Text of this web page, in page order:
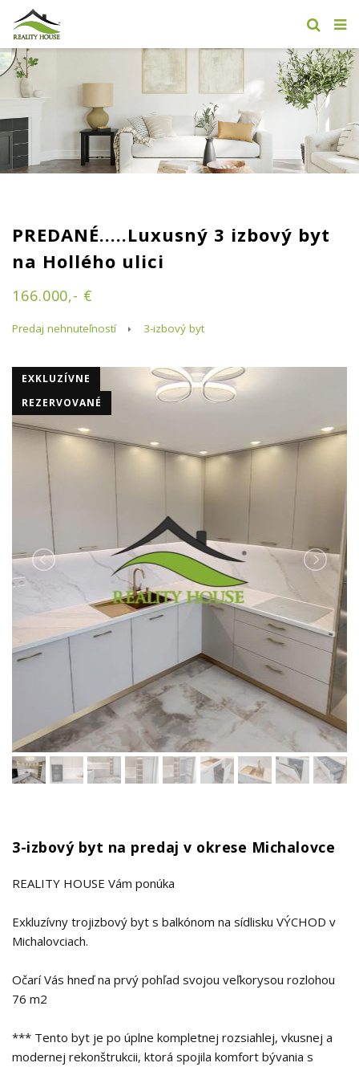
PREDANÉ.....Luxusný 3 izbový byt
na Hollého ulici
166.000,- €
Predaj nehnuteľností 3-izbový byt
EXKLUZÍVNE
REZERVOVANÉ
3-izbový byt na predaj v okrese Michalovce
REALITY HOUSE Vám ponúka
Exkluzívny trojizbový byt s balkónom na sídlisku VÝCHOD v
Michalovciach.
Očarí Vás hneď na prvý pohľad svojou veľkorysou rozlohou
76 m2
*** Tento byt je po úplne kompletnej rozsiahlej, vkusnej a
modernej rekonštrukcii, ktorá spojila komfort bývania s